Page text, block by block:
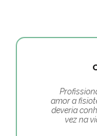
amor a
deveria
vez na